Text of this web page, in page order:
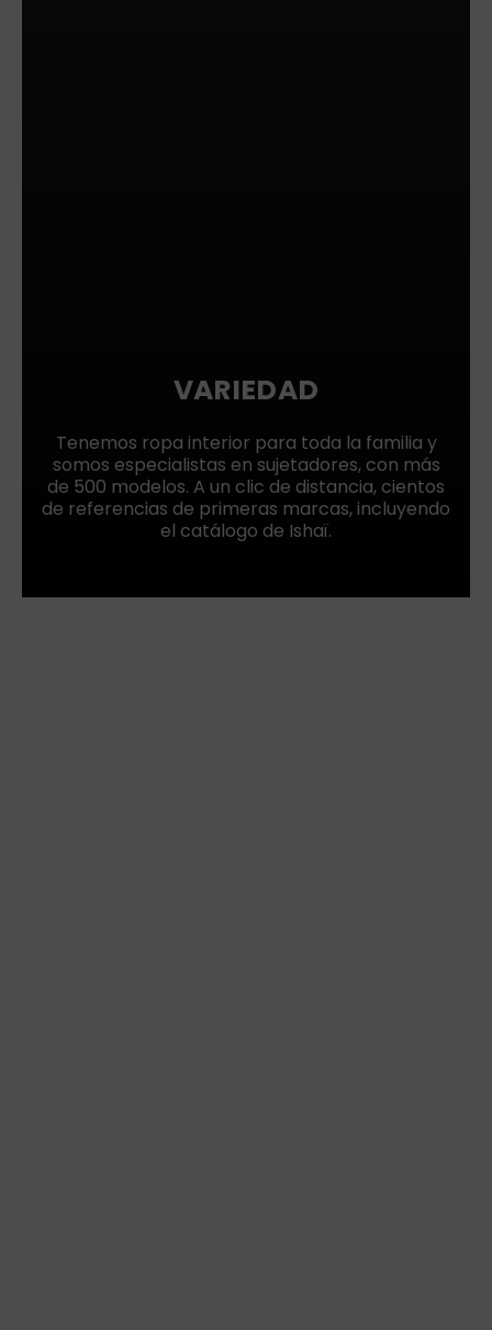
VARIEDAD
Tenemos ropa interior para toda la familia y
somos especialistas en sujetadores, con más
de 500 modelos. A un clic de distancia, cientos
de referencias de primeras marcas, incluyendo
el catálogo de Ishaï.